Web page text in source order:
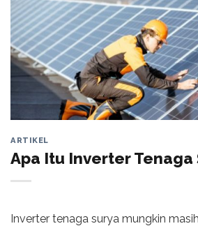
ARTIKEL
Apa Itu Inverter Tenaga
Inverter tenaga surya mungkin